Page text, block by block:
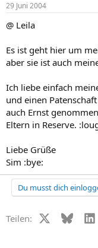
29 Juni 2004
@ Leila
Es ist geht hier um
aber sie ist auch
Ich liebe einfach
und einen
auch Ernst
Eltern in Reserve.
Liebe Grüße
Sim :bye:
Du musst dich
Teilen: X (Twitter)
Bluesky